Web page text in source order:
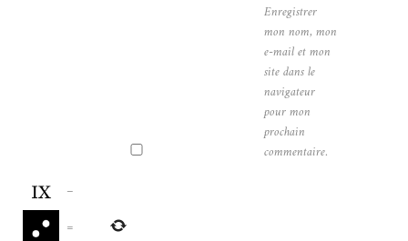
Enregistrer
mon nom, mon
e-mail et mon
site dans le
navigateur
pour mon
prochain
commentaire.
−
=